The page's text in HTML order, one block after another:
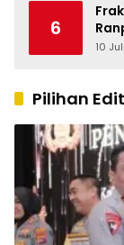
6
10
Pilihan